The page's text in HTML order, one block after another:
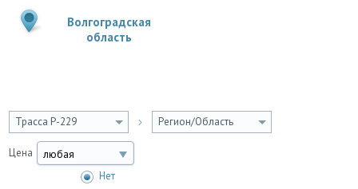
Волгоградская
область
Трасса Р-229 Регион/Область
Цена любая
Нет